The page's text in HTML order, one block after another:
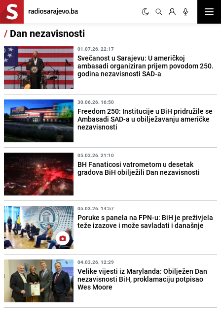
/ Dan nezavisnosti
01.07.26. 22:17
Svečanost u Sarajevu: U američkoj
ambasadi organiziran prijem povodom 250.
godina nezavisnosti SAD-a
30.06.26. 16:50
Freedom 250: Institucije u BiH pridružile se
Ambasadi SAD-a u obilježavanju američke
nezavisnosti
05.03.26. 21:10
BH Fanaticosi vatrometom u desetak
gradova BiH obilježili Dan nezavisnosti
05.03.26. 14:57
Poruke s panela na FPN-u: BiH je preživjela
teže izazove i može savladati i današnje
04.03.26. 12:29
Velike vijesti iz Marylanda: Obilježen Dan
nezavisnosti BiH, proklamaciju potpisao
Wes Moore